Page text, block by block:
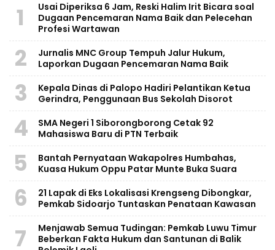
1
Usai Diperiksa 6 Jam, Reski Halim Irit Bicara soal
Dugaan Pencemaran Nama Baik dan Pelecehan
Profesi Wartawan
2
Jurnalis MNC Group Tempuh Jalur Hukum,
Laporkan Dugaan Pencemaran Nama Baik
3
Kepala Dinas di Palopo Hadiri Pelantikan Ketua
Gerindra, Penggunaan Bus Sekolah Disorot
4
SMA Negeri 1 Siborongborong Cetak 92
Mahasiswa Baru di PTN Terbaik
5
Bantah Pernyataan Wakapolres Humbahas,
Kuasa Hukum Oppu Patar Munte Buka Suara
6
21 Lapak di Eks Lokalisasi Krengseng Dibongkar,
Pemkab Sidoarjo Tuntaskan Penataan Kawasan
7
Menjawab Semua Tudingan: Pemkab Luwu Timur
Beberkan Fakta Hukum dan Santunan di Balik